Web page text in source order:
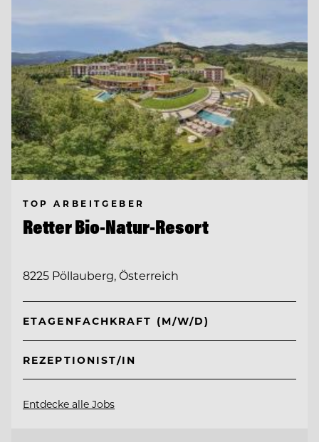
TOP ARBEITGEBER
Retter Bio-Natur-Resort
8225 Pöllauberg, Österreich
ETAGENFACHKRAFT (M/W/D)
REZEPTIONIST/IN
Entdecke alle Jobs